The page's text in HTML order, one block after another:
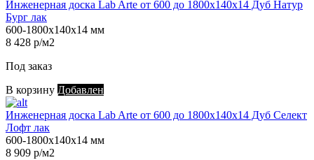
Инженерная доска Lab Arte от 600 до 1800х140х14 Дуб Натур
Бург лак
600-1800х140х14 мм
8 428 р/м2
Под заказ
В корзину Добавлен
Инженерная доска Lab Arte от 600 до 1800х140х14 Дуб Селект
Лофт лак
600-1800х140х14 мм
8 909 р/м2